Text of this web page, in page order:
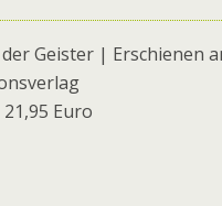
Geister | Erschienen
Euro